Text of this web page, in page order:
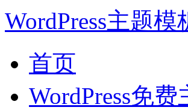
WordPress主题模
首页
WordPress免费